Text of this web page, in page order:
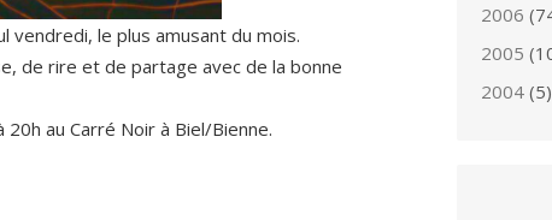
vendredi, le plus amusant du mois.
de rire et de partage avec de la bonne
au Carré Noir à Biel/Bienne.
2006
2005
2004 (5)